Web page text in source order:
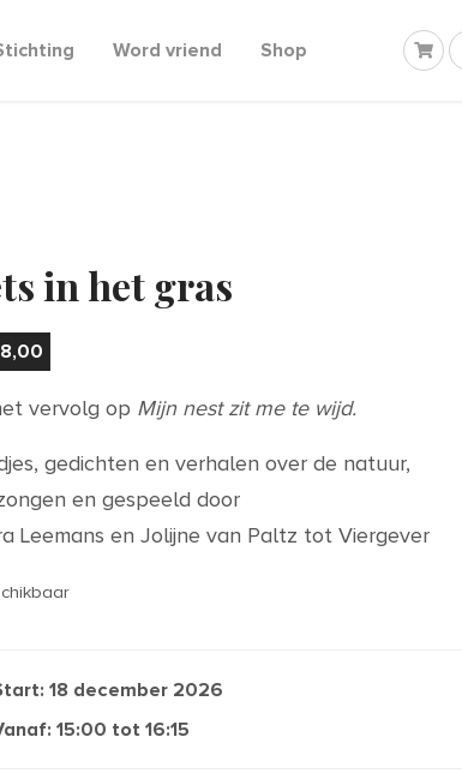
Word vriend Shop
in het gras
vervolg op Mijn nest zit me te wijd.
gedichten en verhalen over de natuur,
en gespeeld door
Leemans en Jolijne van Paltz tot Viergever
18 december 2026
15:00 tot 16:15